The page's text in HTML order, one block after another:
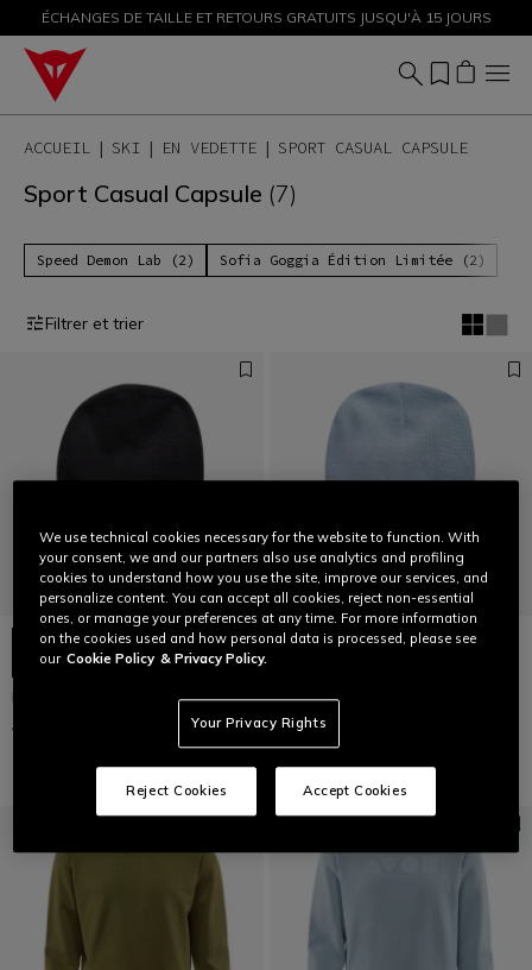
PROMOTIONS JUSQU'À-50 % – ACHETEZ MAINTENANT
ÉCHANGES DE TAILLE ET RETOURS GRATUITS JUSQU'À 15 JOURS
ACCUEIL SKI EN VEDETTE SPORT CASUAL CAPSULE
Sport Casual Capsule (7)
Speed Demon Lab (2) Sofia Goggia Édition Limitée (2)
Filtrer et trier
BONNET EN MAILLE
45,00 €
BONNET EN MAILLE
45,00 €
We use technical cookies necessary for the website to function. With
your consent, we and our partners also use analytics and profiling
cookies to understand how you use the site, improve our services, and
personalize content. You can accept all cookies, reject non-essential
ones, or manage your preferences at any time. For more information
on the cookies used and how personal data is processed, please see
our Cookie Policy & Privacy Policy.
Your Privacy Rights
Reject Cookies Accept Cookies